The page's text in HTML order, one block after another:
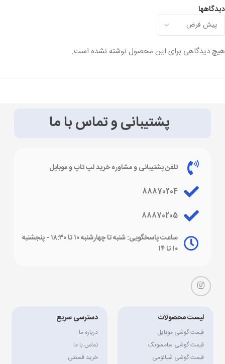
دیدگاهها
هیچ دیدگاهی برای این محصول نوشته نشده است.
پشتیبانی و تماس با ما
تلفن پشتیبانی و مشاوره خرید لپ تاپ و موبایل
88870204
88870205
ساعت پاسخگویی: شنبه تا چهارشنبه ۱۰ تا ۱۸:۳۰ - پنجشنبه
۱۰ تا ۱۴
لیست محصولات
قیمت گوشی موبایل
قیمت گوشی سامسونگ
قیمت گوشی شیائومی
دسترسی سریع
درباره ما
تماس با ما
خرید قسطی